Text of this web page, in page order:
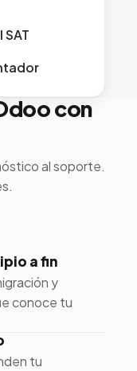
con
al soporte.
a fin
y
conoce tu
tu